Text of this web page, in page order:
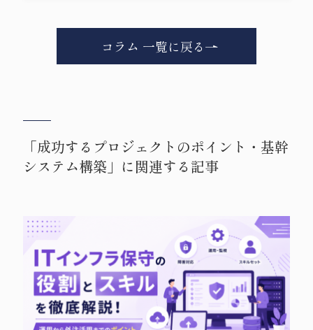
コラム 一覧に戻る
「成功するプロジェクトのポイント・基幹
システム構築」に関連する記事